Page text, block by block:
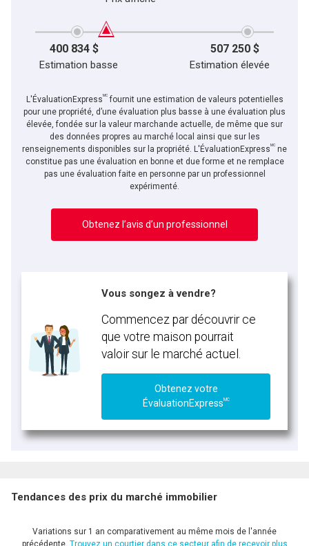
400 834 $ 507 250 $
Estimation basse Estimation élevée
L'ÉvaluationExpressMCfournit une estimation de valeurs potentielles
pour une propriété, d’une évaluation plus basse à une évaluation plus
élevée, fondée sur la valeur marchande actuelle, de même que sur
des données propres au marché local ainsi que sur les
renseignements disponibles sur la propriété. L'ÉvaluationExpressMC ne
constitue pas une évaluation en bonne et due forme et ne remplace
pas une évaluation faite en personne par un professionnel
expérimenté.
Obtenez l’avis d’un professionnel
Vous songez à vendre?
Commencez par découvrir ce
que votre maison pourrait
valoir sur le marché actuel.
Obtenez votre
ÉvaluationExpressMC
Tendances des prix du marché immobilier
Variations sur 1 an comparativement au même mois de l'année
précédente. Trouvez un courtier dans ce secteur afin de recevoir plus